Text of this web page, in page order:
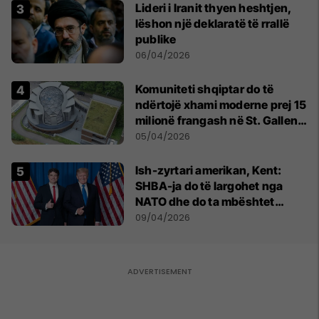
Lideri i Iranit thyen heshtjen,
lëshon një deklaratë të rrallë
publike
06/04/2026
Komuniteti shqiptar do të
ndërtojë xhami moderne prej 15
milionë frangash në St. Gallen
të Zvicrës
05/04/2026
Ish-zyrtari amerikan, Kent:
SHBA-ja do të largohet nga
NATO dhe do ta mbështet
Izraelin në një luftë të
09/04/2026